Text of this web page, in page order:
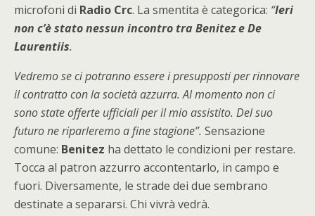
microfoni di Radio Crc. La smentita è categorica: “Ieri
non c’è stato nessun incontro tra Benitez e De
Laurentiis.
Vedremo se ci potranno essere i presupposti per rinnovare
il contratto con la società azzurra. Al momento non ci
sono state offerte ufficiali per il mio assistito. Del suo
futuro ne riparleremo a fine stagione”. Sensazione
comune: Benitez ha dettato le condizioni per restare.
Tocca al patron azzurro accontentarlo, in campo e
fuori. Diversamente, le strade dei due sembrano
destinate a separarsi. Chi vivrà vedrà.